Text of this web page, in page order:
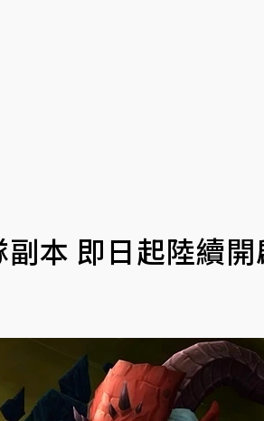
副本 即日起陸續開